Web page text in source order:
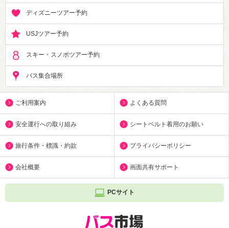
ディズニーツアー予約
USJツアー予約
スキー・スノボツアー予約
バス集合場所
ご利用案内 よくある質問
安全運行への取り組み シートベルト着用のお願い
旅行条件・標識・約款 プライバシーポリシー
会社概要 画面共有サポート
PCサイト